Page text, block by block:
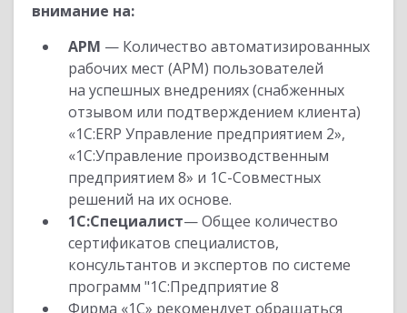
внимание на:
АРМ — Количество автоматизированных
рабочих мест (АРМ) пользователей
на успешных внедрениях (снабженных
отзывом или подтверждением клиента)
«1С:ERP Управление предприятием 2»,
«1С:Управление производственным
предприятием 8» и 1С-Совместных
решений на их основе.
1С:Специалист— Общее количество
сертификатов специалистов,
консультантов и экспертов по системе
программ "1С:Предприятие 8
Фирма «1С» рекомендует обращаться